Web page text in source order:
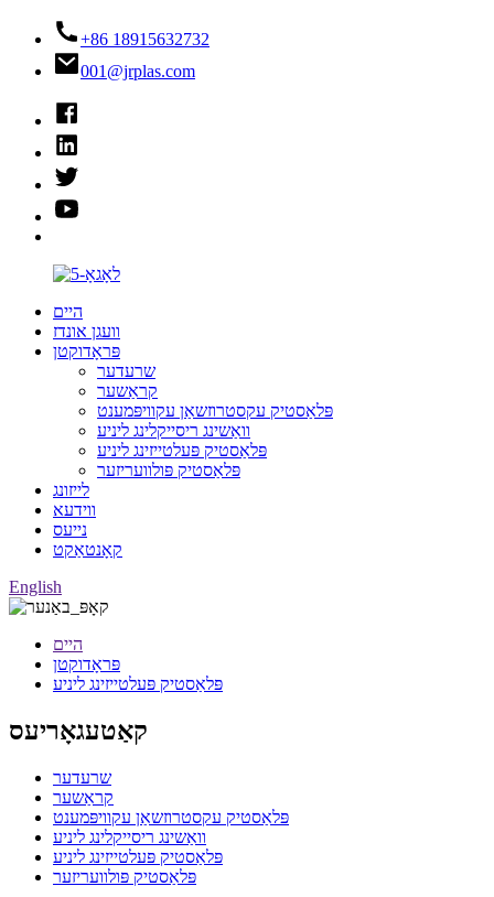
+86 18915632732
001@jrplas.com
היים
וועגן אונדז
פּראָדוקטן
שרעדער
קראַשער
פּלאַסטיק עקסטרוזשאַן עקוויפּמענט
וואַשינג ריסייקלינג ליניע
פּלאַסטיק פּעלטייזינג ליניע
פּלאַסטיק פּולוועריזער
לייזונג
ווידעא
נייעס
קאָנטאַקט
English
היים
פּראָדוקטן
פּלאַסטיק פּעלטייזינג ליניע
קאַטעגאָריעס
שרעדער
קראַשער
פּלאַסטיק עקסטרוזשאַן עקוויפּמענט
וואַשינג ריסייקלינג ליניע
פּלאַסטיק פּעלטייזינג ליניע
פּלאַסטיק פּולוועריזער